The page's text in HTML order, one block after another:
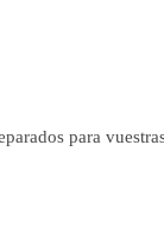
para